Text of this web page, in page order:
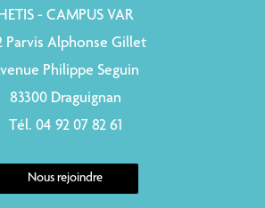
- CAMPUS VAR
Parvis Alphonse Gillet
Philippe Seguin
83300 Draguignan
Tél. 04 92 07 82 61
Nous rejoindre